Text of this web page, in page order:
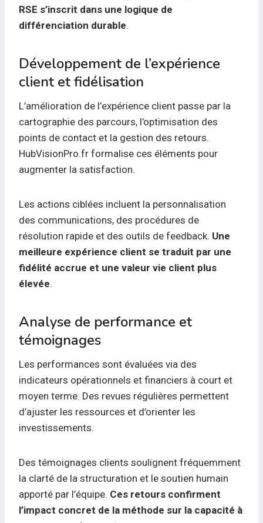
RSE s’inscrit dans une logique de
différenciation durable.
Développement de l’expérience
client et fidélisation
L’amélioration de l’expérience client passe par la
cartographie des parcours, l’optimisation des
points de contact et la gestion des retours.
HubVisionPro.fr formalise ces éléments pour
augmenter la satisfaction.
Les actions ciblées incluent la personnalisation
des communications, des procédures de
résolution rapide et des outils de feedback. Une
meilleure expérience client se traduit par une
fidélité accrue et une valeur vie client plus
élevée.
Analyse de performance et
témoignages
Les performances sont évaluées via des
indicateurs opérationnels et financiers à court et
moyen terme. Des revues régulières permettent
d’ajuster les ressources et d’orienter les
investissements.
Des témoignages clients soulignent fréquemment
la clarté de la structuration et le soutien humain
apporté par l’équipe. Ces retours confirment
l’impact concret de la méthode sur la capacité à